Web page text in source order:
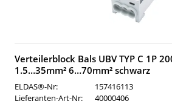
Verteilerblock Bals UBV TYP C 1P
1.5…35mm² 6…70mm² schwarz
ELDAS®-Nr:
157416113
Lieferanten-Art-Nr:
40000406